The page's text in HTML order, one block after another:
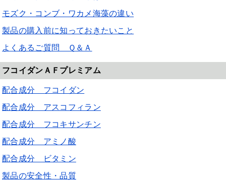
モズク・コンブ・ワカメ海藻の違い
製品の購入前に知っておきたいこと
よくあるご質問 Ｑ＆Ａ
フコイダンＡＦプレミアム
配合成分 フコイダン
配合成分 アスコフィラン
配合成分 フコキサンチン
配合成分 アミノ酸
配合成分 ビタミン
製品の安全性・品質